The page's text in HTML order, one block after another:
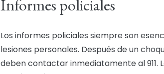
Informes policiales
Los informes policiales siempre son
lesiones personales. Después de un
deben contactar inmediatamente al 911.